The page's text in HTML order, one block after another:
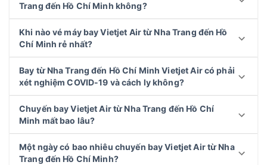
Trang đến Hồ Chí Minh không?
Khi nào vé máy bay Vietjet Air từ Nha Trang đến Hồ
Chí Minh rẻ nhất?
Bay từ Nha Trang đến Hồ Chí Minh Vietjet Air có phải
xét nghiệm COVID-19 và cách ly không?
Chuyến bay Vietjet Air từ Nha Trang đến Hồ Chí
Minh mất bao lâu?
Một ngày có bao nhiêu chuyến bay Vietjet Air từ Nha
Trang đến Hồ Chí Minh?